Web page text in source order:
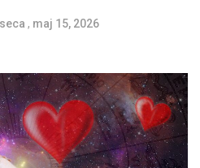
, maj 15, 2026